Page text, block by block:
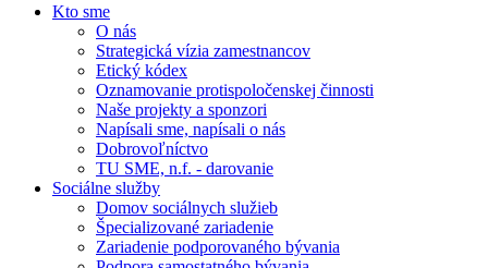
Kto sme
O nás
Strategická vízia zamestnancov
Etický kódex
Oznamovanie protispoločenskej činnosti
Naše projekty a sponzori
Napísali sme, napísali o nás
Dobrovoľníctvo
TU SME, n.f. - darovanie
Sociálne služby
Domov sociálnych služieb
Špecializované zariadenie
Zariadenie podporovaného bývania